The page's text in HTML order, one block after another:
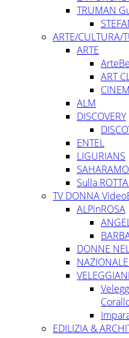
TRUMAN
ARTE/CULTURA/
ARTE
ART
ALM
DISCOVERY
ENTEL
LIGURIANS
Sulla
TV DONNA
ALPinROSA
DONNE
EDILIZIA &